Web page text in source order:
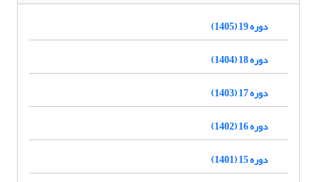
دوره 19 (1405)
دوره 18 (1404)
دوره 17 (1403)
دوره 16 (1402)
دوره 15 (1401)